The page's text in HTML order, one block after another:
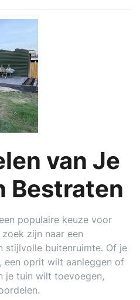
van Je
Bestraten
populaire keuze voor
zijn naar een
stijlvolle buitenruimte. Of je
een oprit wilt aanleggen of
je tuin wilt toevoegen,